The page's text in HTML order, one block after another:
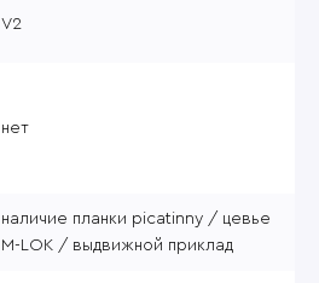
V2
нет
наличие планки picatinny / цевье
M-LOK / выдвижной приклад